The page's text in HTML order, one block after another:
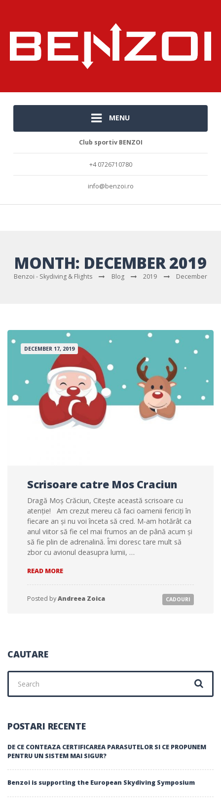
MENU
Club sportiv BENZOI
+4 0726710780
info@benzoi.ro
MONTH: DECEMBER 2019
Benzoi - Skydiving & Flights Blog 2019 December
DECEMBER 17, 2019
Scrisoare catre Mos Craciun
Dragă Moș Crăciun, Citește această scrisoare cu
atenție! Am crezut mereu că faci oamenii fericiți în
fiecare an și nu voi înceta să cred. M-am hotărât ca
anul viitor să fie cel mai frumos an de până acum și
să fie plin de adrenalină. Îmi doresc tare mult să
zbor cu avionul deasupra lumii, …
READ MORESCRISOARE
MOS
CRACIUN
Posted byAndreea Zoica CADOURI
CAUTARE
Search
for:
POSTARI RECENTE
DE CE CONTEAZA CERTIFICAREA PARASUTELOR SI CE PROPUNEM
PENTRU UN SISTEM MAI SIGUR?
Benzoi is supporting the European Skydiving Symposium